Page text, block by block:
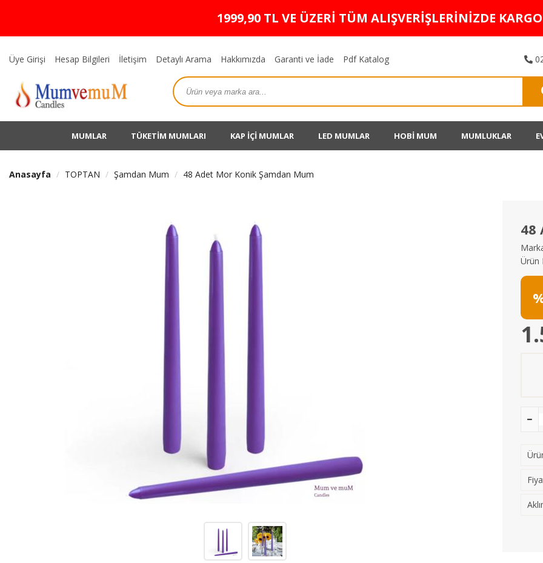
1999,90 TL VE ÜZERİ TÜM ALIŞVERİŞLERİNİZDE
Üye Girişi Hesap Bilgileri İletişim Detaylı Arama Hakkımızda Garanti ve İade Pdf Katalog
MUMLAR TÜKETİM MUMLARI KAP İÇİ MUMLAR LED MUMLAR HOBİ MUM MUMLUKLAR
Anasayfa TOPTAN Şamdan Mum 48 Adet Mor Konik Şamdan Mum
48
Ürün